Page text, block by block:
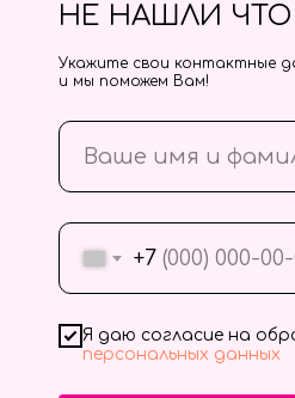
+7
Я даю согласие на
персональных данных
НЕ НАШЛИ ЧТО
Укажите свои контактные
и мы поможем Вам!